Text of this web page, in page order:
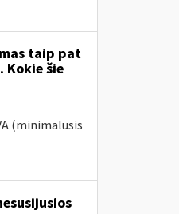
taip pat
Kokie šie
(minimalusis